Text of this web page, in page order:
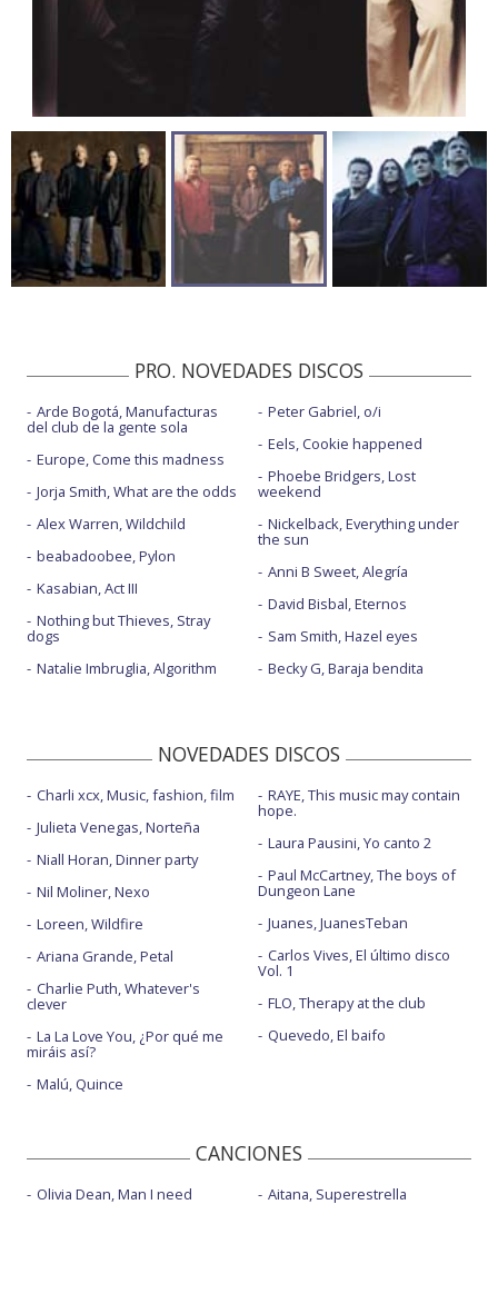
PRO. NOVEDADES DISCOS
Arde Bogotá, Manufacturas
del club de la gente sola
Europe, Come this madness
Jorja Smith, What are the odds
Alex Warren, Wildchild
beabadoobee, Pylon
Kasabian, Act III
Nothing but Thieves, Stray
dogs
Natalie Imbruglia, Algorithm
Peter Gabriel, o/i
Eels, Cookie happened
Phoebe Bridgers, Lost
weekend
Nickelback, Everything under
the sun
Anni B Sweet, Alegría
David Bisbal, Eternos
Sam Smith, Hazel eyes
Becky G, Baraja bendita
NOVEDADES DISCOS
Charli xcx, Music, fashion, film
Julieta Venegas, Norteña
Niall Horan, Dinner party
Nil Moliner, Nexo
Loreen, Wildfire
Ariana Grande, Petal
Charlie Puth, Whatever's
clever
La La Love You, ¿Por qué me
miráis así?
Malú, Quince
RAYE, This music may contain
hope.
Laura Pausini, Yo canto 2
Paul McCartney, The boys of
Dungeon Lane
Juanes, JuanesTeban
Carlos Vives, El último disco
Vol. 1
FLO, Therapy at the club
Quevedo, El baifo
CANCIONES
Olivia Dean, Man I need Aitana, Superestrella